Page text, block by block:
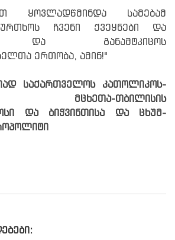
ყოვლადწმინდა სამებამ
ჩვენი ქვეყნები და
და განამტკიცოს
ერთობა, ამინ!"
საქართველოს კათოლიკოს-
მცხეთა-თბილისის
და ბიჭვინთისა და ცხუმ-